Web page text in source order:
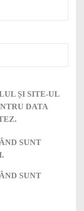
ȘI SITE-UL
DATA
SUNT
SUNT